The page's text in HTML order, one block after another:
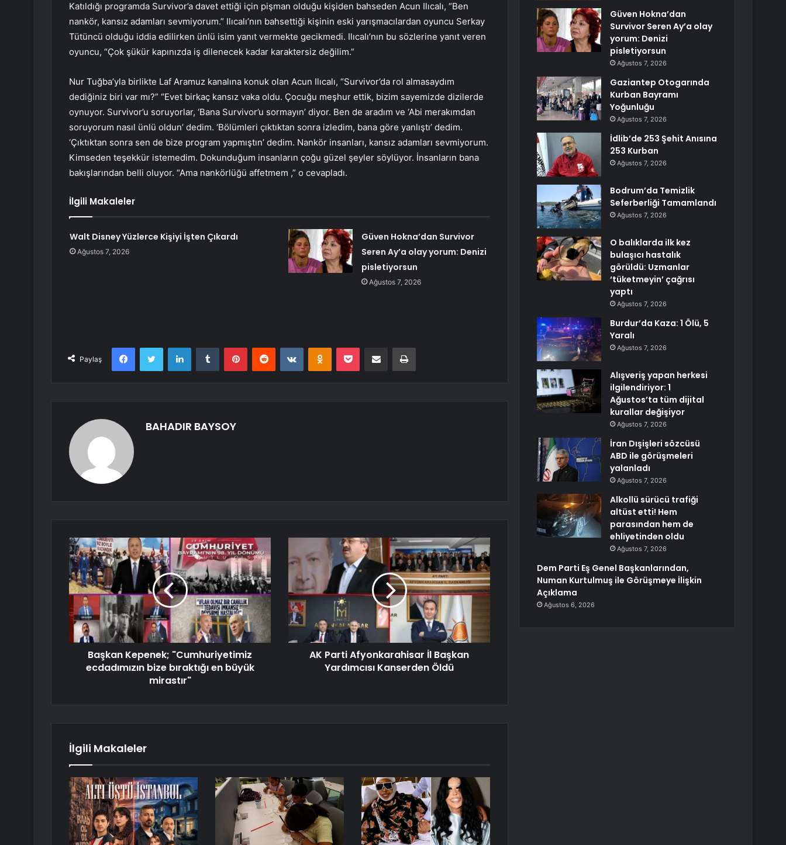
Katıldığı programda Survivor’a davet ettiği için pişman olduğu kişiden bahseden Acun Ilıcalı, “Ben
nankör, kansız adamları sevmiyorum.” Ilıcalı’nın bahsettiği kişinin eski yarışmacılardan oyuncu Serkay
Tütüncü olduğu iddia edilirken ünlü isim yanıt vermekte gecikmedi. Ilıcalı’nın bu sözlerine yanıt veren
oyuncu, “Çok şükür kapınızda iş dilenecek kadar karaktersiz değilim.”
Nur Tuğba’yla birlikte Laf Aramuz kanalına konuk olan Acun Ilıcalı, “Survivor’da rol almasaydım
dediğiniz biri var mı?” “Evet birkaç kansız vaka oldu. Çocuğu meşhur ettik, bizim sayemizde dizilerde
oynuyor. Survivor’u soruyorlar, ‘Bana Survivor’u sormayın’ diyor. Ben de aradım ve ‘Abi merakımdan
soruyorum nasıl ünlü oldun’ dedim. ‘Bölümleri çıktıktan sonra izledim, bana göre yanlıştı’ dedim.
‘Çıktıktan sonra sen de bize program yapmıştın’ dedim. Nankör insanları, kansız adamları sevmiyorum.
Kimseden teşekkür istemedim. Dokunduğum insanların çoğu güzel şeyler söylüyor. İnsanların bana
bakışlarından belli oluyor. “Ama nankörlüğü affetmem ,” o cevapladı.
İlgili Makaleler
Walt Disney Yüzlerce Kişiyi İşten Çıkardı
Ağustos 7, 2026
Güven Hokna’dan Survivor
Seren Ay’a olay yorum: Denizi
pisletiyorsun
Ağustos 7, 2026
Paylaş
FacebookTwitter LinkedInTumblr PinterestReddit VKontakteOdnoklassniki
Pocket E-Posta ile paylaş Yazdır
BAHADIR BAYSOY
Başkan Kepenek; "Cumhuriyetimiz
ecdadımızın bize bıraktığı en büyük
mirastır"
AK Parti Afyonkarahisar İl Başkan
Yardımcısı Kanserden Öldü
İlgili Makaleler
Güven Hokna’dan
Survivor Seren Ay’a olay
yorum: Denizi
pisletiyorsun
Ağustos 7, 2026
Gaziantep Otogarında
Kurban Bayramı
Yoğunluğu
Ağustos 7, 2026
İdlib’de 253 Şehit Anısına
253 Kurban
Ağustos 7, 2026
Bodrum’da Temizlik
Seferberliği Tamamlandı
Ağustos 7, 2026
O balıklarda ilk kez
bulaşıcı hastalık
görüldü: Uzmanlar
‘tüketmeyin’ çağrısı
yaptı
Ağustos 7, 2026
Burdur’da Kaza: 1 Ölü, 5
Yaralı
Ağustos 7, 2026
Alışveriş yapan herkesi
ilgilendiriyor: 1
Ağustos’ta tüm dijital
kurallar değişiyor
Ağustos 7, 2026
İran Dışişleri sözcüsü
ABD ile görüşmeleri
yalanladı
Ağustos 7, 2026
Alkollü sürücü trafiği
altüst etti! Hem
parasından hem de
ehliyetinden oldu
Ağustos 7, 2026
Dem Parti Eş Genel Başkanlarından,
Numan Kurtulmuş ile Görüşmeye İlişkin
Açıklama
Ağustos 6, 2026